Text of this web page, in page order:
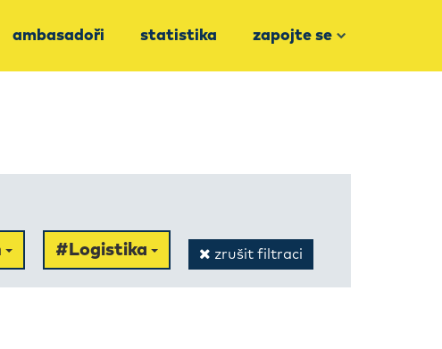
ambasadoři statistika zapojte se
#Logistika zrušit filtraci